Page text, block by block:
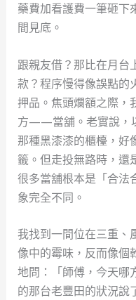
藥費加看護費一筆砸下
間見底。
跟親友借？那比在月台
款？程序慢得像誤點的
押品。焦頭爛額之際，
方——當舖。老實說，
那種黑漆漆的櫃檯，好
籤。但走投無路時，還
很多當舖根本是「合法
象完全不同。
我找到一間位在三重、
像中的霉味，反而像個
地問：「師傅，今天哪
的那台老豐田的狀況說